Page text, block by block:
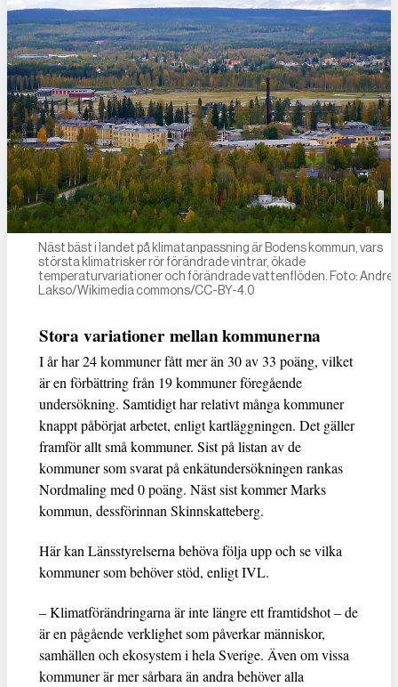
Näst bäst i landet på klimatanpassning är Bodens kommun, vars
största klimatrisker rör förändrade vintrar, ökade
temperaturvariationer och förändrade vattenflöden. Foto:
Lakso/Wikimedia commons/CC-BY-4.0
Stora variationer mellan kommunerna
I år har 24 kommuner fått mer än 30 av 33 poäng, vilket
är en förbättring från 19 kommuner föregående
undersökning. Samtidigt har relativt många kommuner
knappt påbörjat arbetet, enligt kartläggningen. Det gäller
framför allt små kommuner. Sist på listan av de
kommuner som svarat på enkätundersökningen rankas
Nordmaling med 0 poäng. Näst sist kommer Marks
kommun, dessförinnan Skinnskatteberg.
Här kan Länsstyrelserna behöva följa upp och se vilka
kommuner som behöver stöd, enligt IVL.
– Klimatförändringarna är inte längre ett framtidshot – de
är en pågående verklighet som påverkar människor,
samhällen och ekosystem i hela Sverige. Även om vissa
kommuner är mer sårbara än andra behöver alla